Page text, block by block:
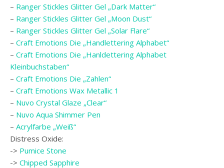
– Ranger Stickles Glitter Gel „Dark Matter“
– Ranger Stickles Glitter Gel „Moon Dust“
– Ranger Stickles Glitter Gel „Solar Flare“
– Craft Emotions Die „Handlettering Alphabet“
– Craft Emotions Die „Hanldettering Alphabet
Kleinbuchstaben“
– Craft Emotions Die „Zahlen“
– Craft Emotions Wax Metallic 1
– Nuvo Crystal Glaze „Clear“
– Nuvo Aqua Shimmer Pen
– Acrylfarbe „Weiß“
Distress Oxide:
-> Pumice Stone
-> Chipped Sapphire